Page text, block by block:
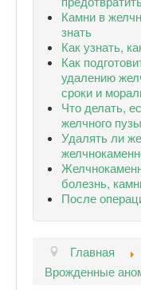
Камни в
знать
Как узнать,
Как
удалению
сроки и
Что делать,
желчного
Удалять ли
болезнь,
После
Главная
Врожденные